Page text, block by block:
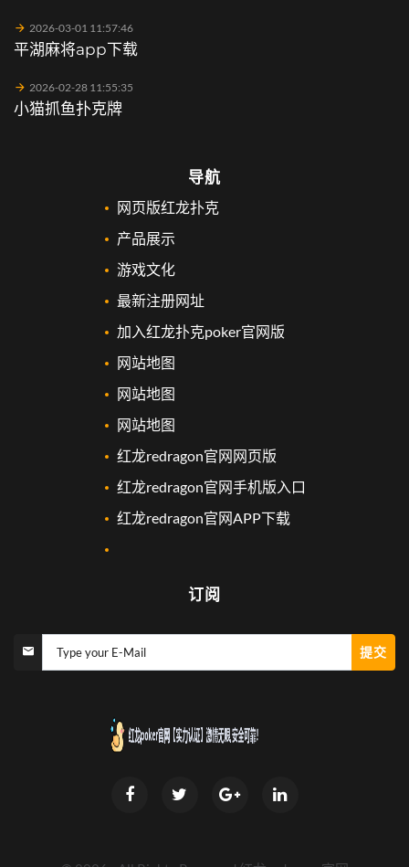
2026-03-01 11:57:46
平湖麻将app下载
2026-02-28 11:55:35
小猫抓鱼扑克牌
导航
网页版红龙扑克
产品展示
游戏文化
最新注册网址
加入红龙扑克poker官网版
网站地图
网站地图
网站地图
红龙redragon官网网页版
红龙redragon官网手机版入口
红龙redragon官网APP下载
订阅
Type your E-Mail 提交